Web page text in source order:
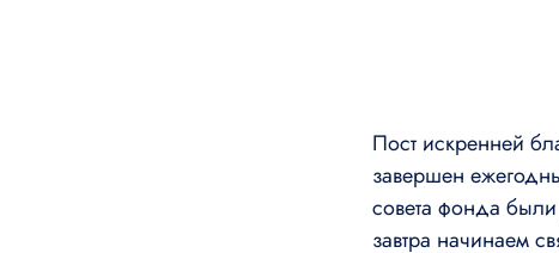
Пост искренней
завершен
совета фонда
завтра начинаем